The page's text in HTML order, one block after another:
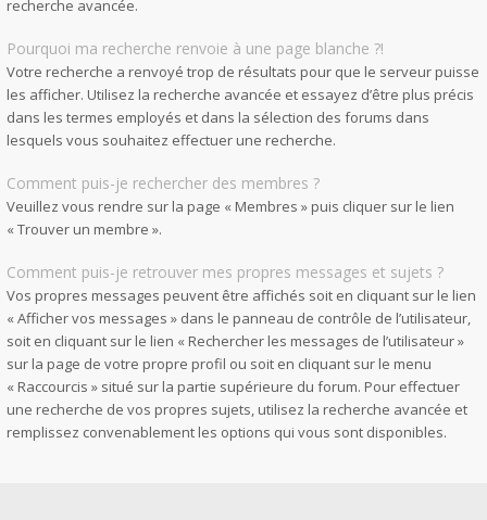
recherche avancée.
Pourquoi ma recherche renvoie à une page blanche ?!
Votre recherche a renvoyé trop de résultats pour que le serveur puisse
les afficher. Utilisez la recherche avancée et essayez d’être plus précis
dans les termes employés et dans la sélection des forums dans
lesquels vous souhaitez effectuer une recherche.
Comment puis-je rechercher des membres ?
Veuillez vous rendre sur la page « Membres » puis cliquer sur le lien
« Trouver un membre ».
Comment puis-je retrouver mes propres messages et sujets ?
Vos propres messages peuvent être affichés soit en cliquant sur le lien
« Afficher vos messages » dans le panneau de contrôle de l’utilisateur,
soit en cliquant sur le lien « Rechercher les messages de l’utilisateur »
sur la page de votre propre profil ou soit en cliquant sur le menu
« Raccourcis » situé sur la partie supérieure du forum. Pour effectuer
une recherche de vos propres sujets, utilisez la recherche avancée et
remplissez convenablement les options qui vous sont disponibles.